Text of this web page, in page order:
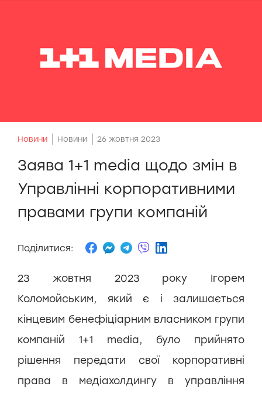
Новини Новини 26 жовтня 2023
Заява 1+1 media щодо змін в
Управлінні корпоративними
правами групи компаній
Поділитися:
23 жовтня 2023 року Ігорем
Коломойським, який є і залишається
кінцевим бенефіціарним власником групи
компаній 1+1 media, було прийнято
рішення передати свої корпоративні
права в медіахолдингу в управління